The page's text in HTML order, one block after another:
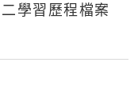
學習歷程檔案